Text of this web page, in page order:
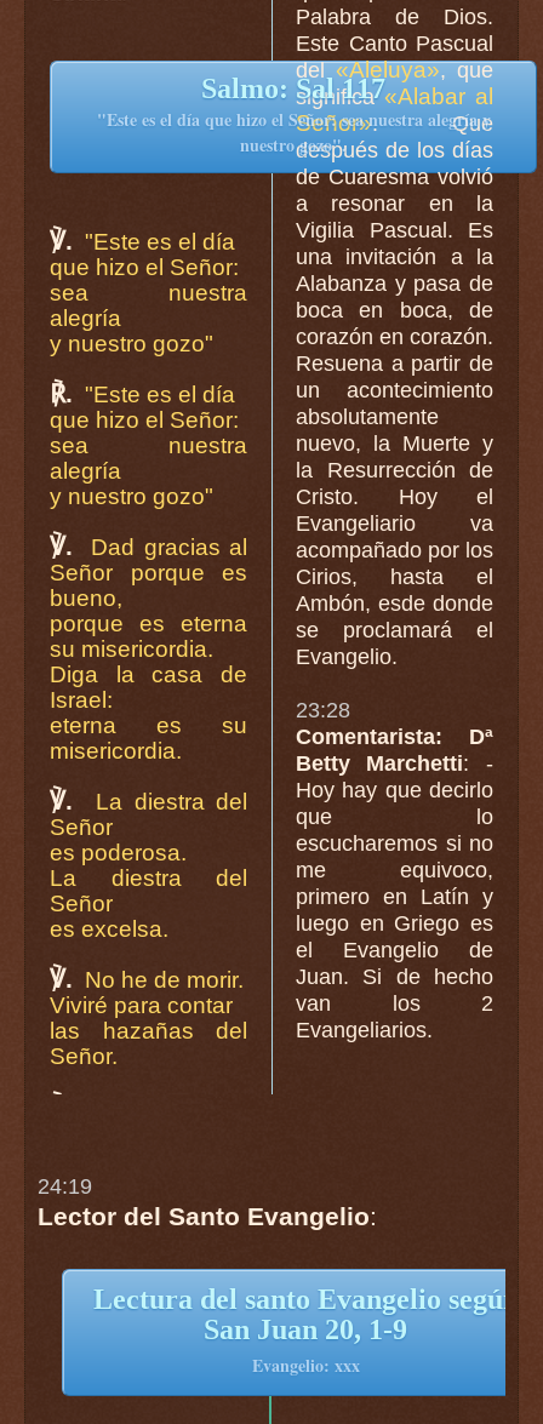
Salmo: Sal 117
"Este es el día que hizo el Señor: sea nuestra alegría y
nuestro gozo".
℣. "Este es el día
que hizo el Señor:
sea nuestra
alegría
y nuestro gozo"
℟. "Este es el día
que hizo el Señor:
sea nuestra
alegría
y nuestro gozo"
℣.
Dad gracias al
Señor porque es
bueno,
porque es eterna
su misericordia.
Diga la casa de
Israel:
eterna es su
misericordia.
℣.
La diestra del
Señor
es poderosa.
La diestra del
Señor
es excelsa.
℣. No he de morir.
Viviré para contar
las hazañas del
Señor.
Palabra de Dios.
Este Canto Pascual
del«Aleluya», que
significa«Alabar al
Señor». Que
después de los días
de Cuaresma volvió
a resonar en la
Vigilia Pascual. Es
una invitación a la
Alabanza y pasa de
boca en boca, de
corazón en corazón.
Resuena a partir de
un acontecimiento
absolutamente
nuevo, la Muerte y
la Resurrección de
Cristo. Hoy el
Evangeliario va
acompañado por los
Cirios, hasta el
Ambón, esde donde
se proclamará el
Evangelio.
23:28
Comentarista: Dª
Betty Marchetti: -
Hoy hay que decirlo
que lo
escucharemos si no
me equivoco,
primero en Latín y
luego en Griego es
el Evangelio de
Juan. Si de hecho
van los 2
Evangeliarios.
24:19
Lector del Santo Evangelio:
Lectura del santo Evangelio según
San Juan 20, 1-9
Evangelio: xxx